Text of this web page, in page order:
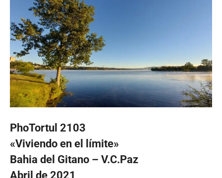
PhoTortul 2103
«Viviendo en el límite»
Bahia del Gitano – V.C.Paz
Abril de 2021